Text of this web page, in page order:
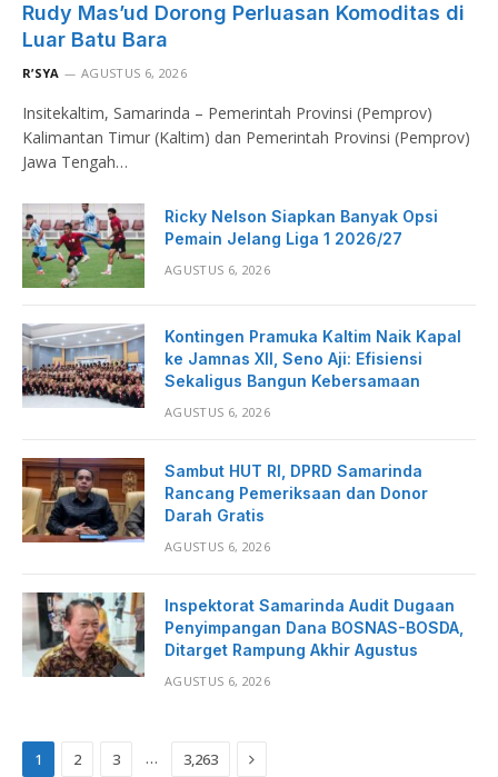
Rudy Mas’ud Dorong Perluasan Komoditas di
Luar Batu Bara
R’SYA AGUSTUS 6, 2026
Insitekaltim, Samarinda – Pemerintah Provinsi (Pemprov)
Kalimantan Timur (Kaltim) dan Pemerintah Provinsi (Pemprov)
Jawa Tengah…
Ricky Nelson Siapkan Banyak Opsi
Pemain Jelang Liga 1 2026/27
AGUSTUS 6, 2026
Kontingen Pramuka Kaltim Naik Kapal
ke Jamnas XII, Seno Aji: Efisiensi
Sekaligus Bangun Kebersamaan
AGUSTUS 6, 2026
Sambut HUT RI, DPRD Samarinda
Rancang Pemeriksaan dan Donor
Darah Gratis
AGUSTUS 6, 2026
Inspektorat Samarinda Audit Dugaan
Penyimpangan Dana BOSNAS-BOSDA,
Ditarget Rampung Akhir Agustus
AGUSTUS 6, 2026
1 2 3 … 3,263 Next